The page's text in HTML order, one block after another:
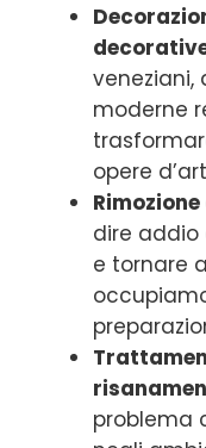
veneziani,
moderne
opere
dire
e tornare
problema